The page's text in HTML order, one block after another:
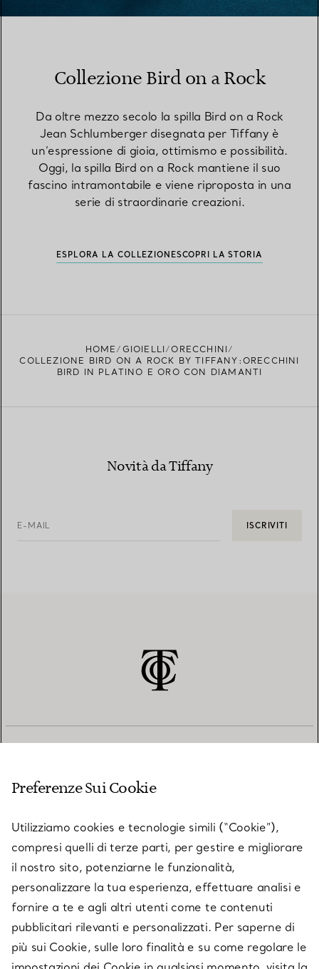
Collezione Bird on a Rock
Da oltre mezzo secolo la spilla Bird on a Rock
Jean Schlumberger disegnata per Tiffany è
un’espressione di gioia, ottimismo e possibilità.
Oggi, la spilla Bird on a Rock mantiene il suo
fascino intramontabile e viene riproposta in una
serie di straordinarie creazioni.
ESPLORA LA COLLEZIONESCOPRI LA STORIA
HOME GIOIELLI
ORECCHINI
COLLEZIONE BIRD ON A ROCK BY TIFFANY:ORECCHINI
BIRD IN PLATINO E ORO CON DIAMANTI
Novità da Tiffany
E-MAIL ISCRIVITI
SU TIFFANY & CO.
LEGALE
Preferenze Sui Cookie
Utilizziamo cookies e tecnologie simili (“Cookie”),
compresi quelli di terze parti, per gestire e migliorare
il nostro sito, potenziarne le funzionalità,
personalizzare la tua esperienza, effettuare analisi e
fornire a te e agli altri utenti come te contenuti
pubblicitari rilevanti e personalizzati. Per saperne di
più sui Cookie, sulle loro finalità e su come regolare le